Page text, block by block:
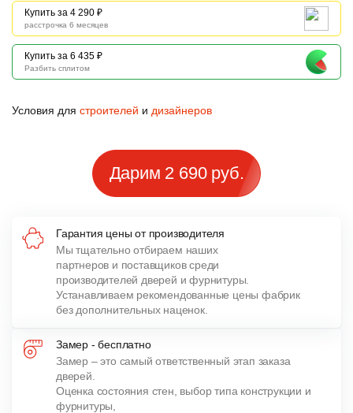
Купить за 4 290 ₽
расстрочка 6 месяцев
Купить за 6 435 ₽
Разбить сплитом
Условия для строителей и дизайнеров
Дарим 2 690 руб.
Гарантия цены от производителя
Мы тщательно отбираем наших
партнеров и поставщиков среди
производителей дверей и фурнитуры.
Устанавливаем рекомендованные цены фабрик
без дополнительных наценок.
Замер - бесплатно
Замер – это самый ответственный этап заказа
дверей.
Оценка состояния стен, выбор типа конструкции и
фурнитуры,